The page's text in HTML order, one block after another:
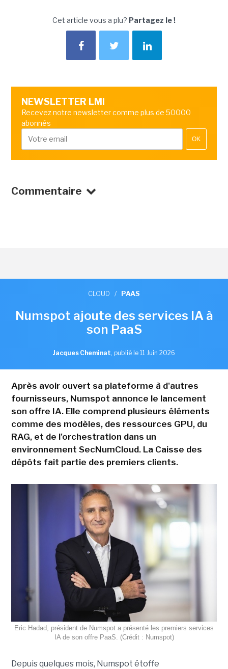
Cet article vous a plu? Partagez le !
NEWSLETTER LMI
Recevez notre newsletter comme plus de 50000
abonnés
OK
Commentaire
CLOUD / PAAS
Numspot ajoute des services IA à
son PaaS
Jacques Cheminat, publié le 11 Juin 2026
Après avoir ouvert sa plateforme à d'autres
fournisseurs, Numspot annonce le lancement
son offre IA. Elle comprend plusieurs éléments
comme des modèles, des ressources GPU, du
RAG, et de l'orchestration dans un
environnement SecNumCloud. La Caisse des
dépôts fait partie des premiers clients.
Eric Hadad, président de Numspot a présenté les premiers services
IA de son offre PaaS. (Crédit : Numspot)
Depuis quelques mois, Numspot étoffe